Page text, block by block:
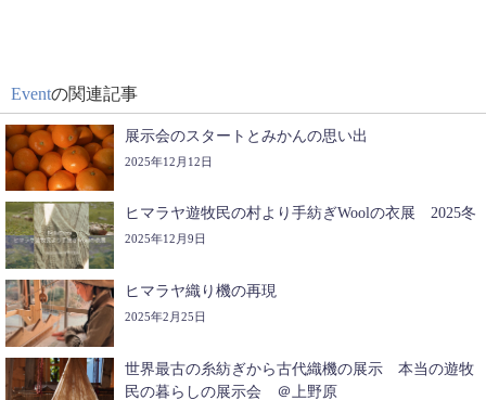
Eventの関連記事
展示会のスタートとみかんの思い出
2025年12月12日
ヒマラヤ遊牧民の村より手紡ぎWoolの衣展 2025冬
2025年12月9日
ヒマラヤ織り機の再現
2025年2月25日
世界最古の糸紡ぎから古代織機の展示 本当の遊牧
民の暮らしの展示会 ＠上野原